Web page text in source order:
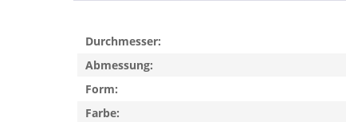
Durchmesser:
Abmessung:
Form:
Farbe: